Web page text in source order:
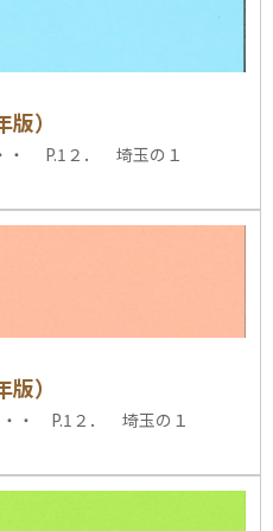
）
・ P.1２． 埼玉の１
）
・ P.1２． 埼玉の１